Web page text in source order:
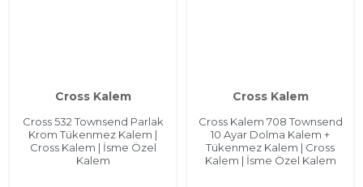
Cross Kalem
Cross 532 Townsend Parlak
Krom Tükenmez Kalem |
Cross Kalem | İsme Özel
Kalem
Cross Kalem
Cross Kalem 708 Townsend
10 Ayar Dolma Kalem +
Tükenmez Kalem | Cross
Kalem | İsme Özel Kalem